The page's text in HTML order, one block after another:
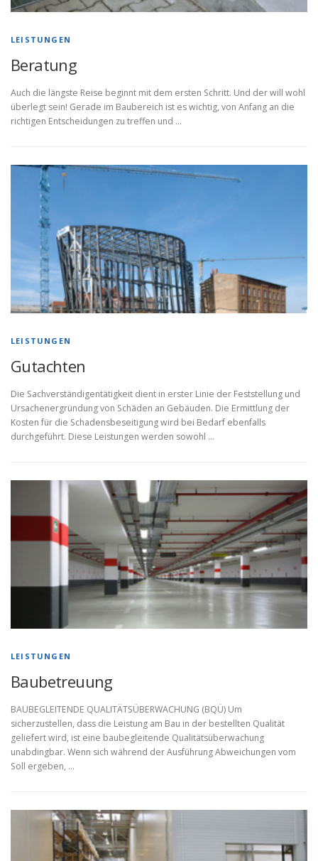
LEISTUNGEN
Beratung
Auch die längste Reise beginnt mit dem ersten Schritt. Und der will wohl
überlegt sein! Gerade im Baubereich ist es wichtig, von Anfang an die
richtigen Entscheidungen zu treffen und …
LEISTUNGEN
Gutachten
Die Sachverständigentätigkeit dient in erster Linie der Feststellung und
Ursachenergründung von Schäden an Gebäuden. Die Ermittlung der
Kosten für die Schadensbeseitigung wird bei Bedarf ebenfalls
durchgeführt. Diese Leistungen werden sowohl …
LEISTUNGEN
Baubetreuung
BAUBEGLEITENDE QUALITÄTSÜBERWACHUNG (BQÜ) Um
sicherzustellen, dass die Leistung am Bau in der bestellten Qualität
geliefert wird, ist eine baubegleitende Qualitätsüberwachung
unabdingbar. Wenn sich während der Ausführung Abweichungen vom
Soll ergeben, …